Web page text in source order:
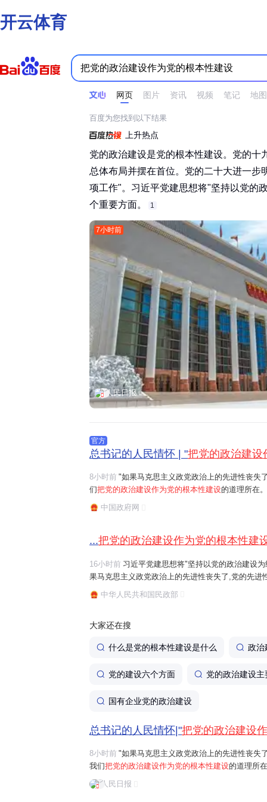
开云体育
网页 图片 资讯 视频 笔记 地图
时间不限 所有网页和文件 站点内检索
百度为您找到以下结果
上升热点
党的政治建设是党的根本性建设。党的十
总体布局并摆在首位。党的二十大进一步
项工作"。习近平党建思想将"坚持以党的
个重要方面。‌‌
1
7小时前
人民日报
官方
总书记的人民情怀 | "把党的政治建设
8小时前 "如果马克思主义政党政治上的先进性丧失
们把党的政治建设作为党的根本性建设的道理所在
任务是保证全党服从中央,坚持党中央权威和集中
中国政府网
...把党的政治建设作为党的根本性建
16小时前 习近平党建思想将"坚持以党的政治建设
果马克思主义政党政治上的先进性丧失了,党的先进
治建设作为党的根本性建设
全党服从中央,坚持党中央权威和集中统一...
中华人民共和国民政部
大家还在搜
什么是党的根本性建设是什么 政治
党的建设六个方面 党的政治建设主
国有企业党的政治建设
总书记的人民情怀|"把党的政治建设
8小时前 "如果马克思主义政党政治上的先进性丧失
我们把党的政治建设作为党的根本性建设的道理所
首要任务是保证全党服从中央，坚持党中央权威和
问题。习近平总书记曾讲过一个长征故事："红军...
人民日报